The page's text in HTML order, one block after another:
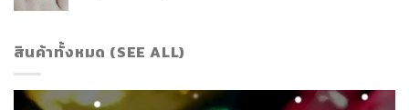
สินค้าทั้งหมด (SEE ALL)